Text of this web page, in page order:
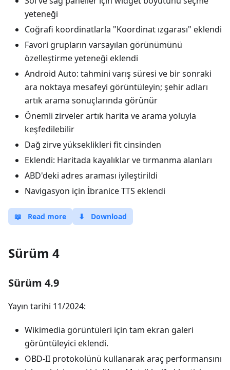
yeteneği
Coğrafi koordinatlarla "Koordinat ızgarası" eklendi
Favori grupların varsayılan görünümünü
özelleştirme yeteneği eklendi
Android Auto: tahmini varış süresi ve bir sonraki
ara noktaya mesafeyi görüntüleyin; şehir adları
artık arama sonuçlarında görünür
Önemli zirveler artık harita ve arama yoluyla
keşfedilebilir
Dağ zirve yükseklikleri fit cinsinden
Eklendi: Haritada kayalıklar ve tırmanma alanları
ABD'deki adres araması iyileştirildi
Navigasyon için İbranice TTS eklendi
📖 Read more ⬇ Download
Sürüm 4
Sürüm 4.9
Yayın tarihi 11/2024:
Wikimedia görüntüleri için tam ekran galeri
görüntüleyici eklendi.
OBD-II protokolünü kullanarak araç performansını